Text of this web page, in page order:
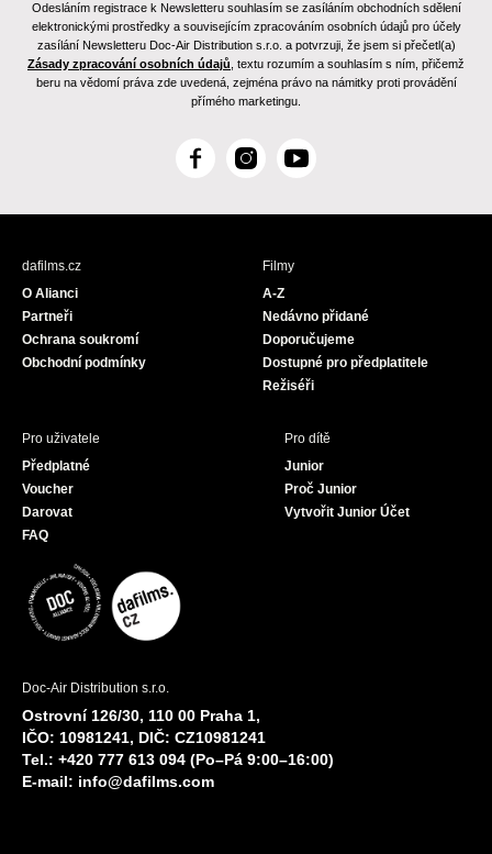
Odesláním registrace k Newsletteru souhlasím se zasíláním obchodních sdělení
elektronickými prostředky a souvisejícím zpracováním osobních údajů pro účely
zasílání Newsletteru Doc-Air Distribution s.r.o. a potvrzuji, že jsem si přečetl(a)
Zásady zpracování osobních údajů , textu rozumím a souhlasím s ním, přičemž
beru na vědomí práva zde uvedená, zejména právo na námitky proti provádění
přímého marketingu.
F
c
I
s
Y
u
dafilms.cz
O Alianci
Partneři
Ochrana soukromí
Obchodní podmínky
Filmy
A-Z
Nedávno přidané
Doporučujeme
Dostupné pro předplatitele
Režiséři
Pro uživatele
Předplatné
Voucher
Darovat
FAQ
Pro dítě
Junior
Proč Junior
Vytvořit Junior Účet
Doc-Air Distribution s.r.o.
Ostrovní 126/30, 110 00 Praha 1,
IČO: 10981241, DIČ: CZ10981241
Tel.: +420 777 613 094 (Po–Pá 9:00–16:00)
E-mail: info@dafilms.com